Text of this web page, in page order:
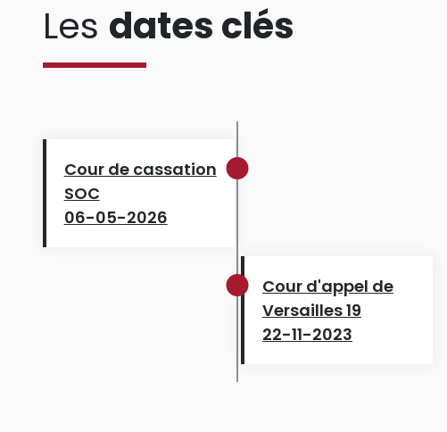
Les dates clés
Cour de cassation
SOC
06-05-2026
Cour d'appel de
Versailles 19
22-11-2023